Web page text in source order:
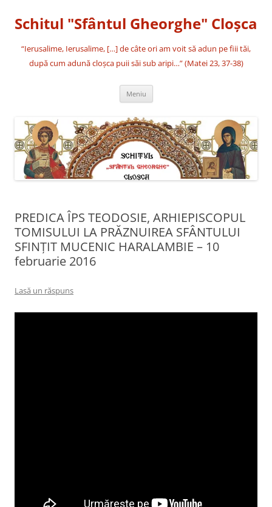
conținut
Schitul "Sfântul Gheorghe" Cloşca
“Ierusalime, Ierusalime, […] de câte ori am voit să adun pe fiii tăi,
după cum adună cloşca puii săi sub aripi…” (Matei 23, 37-38)
Meniu
PREDICA ÎPS TEODOSIE, ARHIEPISCOPUL
TOMISULUI LA PRĂZNUIREA SFÂNTULUI
SFINŢIT MUCENIC HARALAMBIE – 10
februarie 2016
Lasă un răspuns